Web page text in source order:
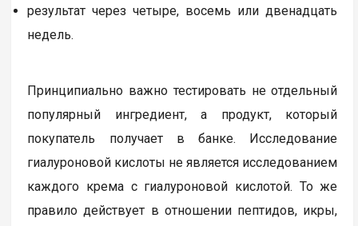
результат через четыре, восемь или двенадцать
недель.
Принципиально важно тестировать не отдельный
популярный ингредиент, а продукт, который
покупатель получает в банке. Исследование
гиалуроновой кислоты не является исследованием
каждого крема с гиалуроновой кислотой. То же
правило действует в отношении пептидов, икры,